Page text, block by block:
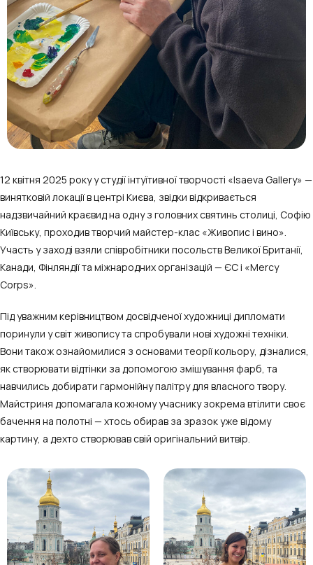
12 квітня 2025 року у студії інтуїтивної творчості «Isaeva Gallery» —
винятковій локації в центрі Києва, звідки відкривається
надзвичайний краєвид на одну з головних святинь столиці, Софію
Київську, проходив творчий майстер-клас «Живопис і вино».
Участь у заході взяли співробітники посольств Великої Британії,
Канади, Фінляндії та міжнародних організацій — ЄС і «Мercy
Corps».
Під уважним керівництвом досвідченої художниці дипломати
поринули у світ живопису та спробували нові художні техніки.
Вони також ознайомилися з основами теорії кольору, дізналися,
як створювати відтінки за допомогою змішування фарб, та
навчились добирати гармонійну палітру для власного твору.
Майстриня допомагала кожному учаснику зокрема втілити своє
бачення на полотні — хтось обирав за зразок уже відому
картину, а дехто створював свій оригінальний витвір.